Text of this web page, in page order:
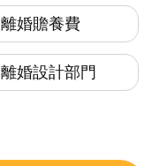
離婚贍養費
離婚設計部門